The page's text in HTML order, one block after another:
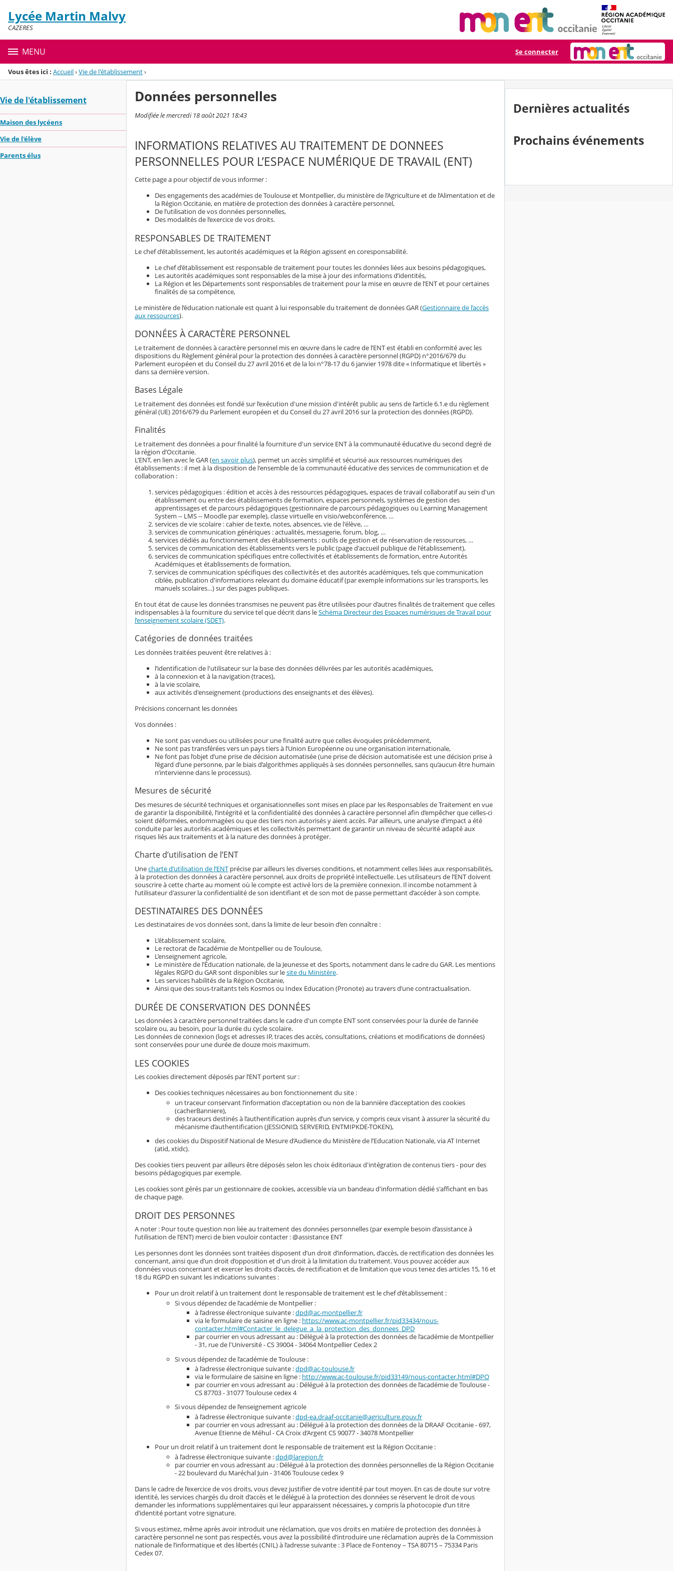
Menu de la rubrique
Contenu
Lycée Martin Malvy
CAZERES
MENU Se connecter
Vous êtes ici : Accueil›Vie de l'établissement›
Vie de l'établissement
Maison des lycéens
Vie de l'élève
Parents élus
Données personnelles
Modifiée le mercredi 18 août 2021 18:43
INFORMATIONS RELATIVES AU TRAITEMENT DE DONNEES
PERSONNELLES POUR L’ESPACE NUMÉRIQUE DE TRAVAIL (ENT)
Cette page a pour objectif de vous informer :
Des engagements des académies de Toulouse et Montpellier, du ministère de l’Agriculture et de l’Alimentation et de
la Région Occitanie, en matière de protection des données à caractère personnel,
De l’utilisation de vos données personnelles,
Des modalités de l’exercice de vos droits.
RESPONSABLES DE TRAITEMENT
Le chef d’établissement, les autorités académiques et la Région agissent en coresponsabilité.
Le chef d’établissement est responsable de traitement pour toutes les données liées aux besoins pédagogiques,
Les autorités académiques sont responsables de la mise à jour des informations d’identités,
La Région et les Départements sont responsables de traitement pour la mise en œuvre de l’ENT et pour certaines
finalités de sa compétence,
Le ministère de l’éducation nationale est quant à lui responsable du traitement de données GAR (Gestionnaire de l’accès
aux ressources).
DONNÉES À CARACTÈRE PERSONNEL
Le traitement de données à caractère personnel mis en œuvre dans le cadre de l’ENT est établi en conformité avec les
dispositions du Règlement général pour la protection des données à caractère personnel (RGPD) n°2016/679 du
Parlement européen et du Conseil du 27 avril 2016 et de la loi n°78-17 du 6 janvier 1978 dite « Informatique et libertés »
dans sa dernière version.
Bases Légale
Le traitement des données est fondé sur l’exécution d'une mission d'intérêt public au sens de l’article 6.1.e du règlement
général (UE) 2016/679 du Parlement européen et du Conseil du 27 avril 2016 sur la protection des données (RGPD).
Finalités
Le traitement des données a pour finalité la fourniture d'un service ENT à la communauté éducative du second degré de
la région d’Occitanie.
L’ENT, en lien avec le GAR (en savoir plus), permet un accès simplifié et sécurisé aux ressources numériques des
établissements : il met à la disposition de l'ensemble de la communauté éducative des services de communication et de
collaboration :
services pédagogiques : édition et accès à des ressources pédagogiques, espaces de travail collaboratif au sein d'un
établissement ou entre des établissements de formation, espaces personnels, systèmes de gestion des
apprentissages et de parcours pédagogiques (gestionnaire de parcours pédagogiques ou Learning Management
System -- LMS -- Moodle par exemple), classe virtuelle en visio/webconférence, …
services de vie scolaire : cahier de texte, notes, absences, vie de l'élève, …
services de communication génériques : actualités, messagerie, forum, blog, …
services dédiés au fonctionnement des établissements : outils de gestion et de réservation de ressources, …
services de communication des établissements vers le public (page d'accueil publique de l'établissement),
services de communication spécifiques entre collectivités et établissements de formation, entre Autorités
Académiques et établissements de formation,
services de communication spécifiques des collectivités et des autorités académiques, tels que communication
ciblée, publication d'informations relevant du domaine éducatif (par exemple informations sur les transports, les
manuels scolaires…) sur des pages publiques.
En tout état de cause les données transmises ne peuvent pas être utilisées pour d’autres finalités de traitement que celles
indispensables à la fourniture du service tel que décrit dans leSchéma Directeur des Espaces numériques de Travail pour
l’enseignement scolaire (SDET).
Catégories de données traitées
Les données traitées peuvent être relatives à :
l’identification de l'utilisateur sur la base des données délivrées par les autorités académiques,
à la connexion et à la navigation (traces),
à la vie scolaire,
aux activités d'enseignement (productions des enseignants et des élèves).
Précisions concernant les données
Vos données :
Ne sont pas vendues ou utilisées pour une finalité autre que celles évoquées précédemment,
Ne sont pas transférées vers un pays tiers à l’Union Européenne ou une organisation internationale,
Ne font pas l’objet d’une prise de décision automatisée (une prise de décision automatisée est une décision prise à
l’égard d’une personne, par le biais d’algorithmes appliqués à ses données personnelles, sans qu’aucun être humain
n’intervienne dans le processus).
Mesures de sécurité
Des mesures de sécurité techniques et organisationnelles sont mises en place par les Responsables de Traitement en vue
de garantir la disponibilité, l’intégrité et la confidentialité des données à caractère personnel afin d’empêcher que celles-ci
soient déformées, endommagées ou que des tiers non autorisés y aient accès. Par ailleurs, une analyse d’impact a été
conduite par les autorités académiques et les collectivités permettant de garantir un niveau de sécurité adapté aux
risques liés aux traitements et à la nature des données à protéger.
Charte d’utilisation de l’ENT
Unecharte d’utilisation de l’ENT précise par ailleurs les diverses conditions, et notamment celles liées aux responsabilités,
à la protection des données à caractère personnel, aux droits de propriété intellectuelle. Les utilisateurs de l’ENT doivent
souscrire à cette charte au moment où le compte est activé lors de la première connexion. Il incombe notamment à
l’utilisateur d'assurer la confidentialité de son identifiant et de son mot de passe permettant d’accéder à son compte.
DESTINATAIRES DES DONNÉES
Les destinataires de vos données sont, dans la limite de leur besoin d’en connaître :
L’établissement scolaire,
Le rectorat de l’académie de Montpellier ou de Toulouse,
L’enseignement agricole,
Le ministère de l’Éducation nationale, de la Jeunesse et des Sports, notamment dans le cadre du GAR. Les mentions
légales RGPD du GAR sont disponibles sur lesite du Ministère.
Les services habilités de la Région Occitanie,
Ainsi que des sous-traitants tels Kosmos ou Index Education (Pronote) au travers d’une contractualisation.
DURÉE DE CONSERVATION DES DONNÉES
Les données à caractère personnel traitées dans le cadre d'un compte ENT sont conservées pour la durée de l’année
scolaire ou, au besoin, pour la durée du cycle scolaire.
Les données de connexion (logs et adresses IP, traces des accès, consultations, créations et modifications de données)
sont conservées pour une durée de douze mois maximum.
LES COOKIES
Les cookies directement déposés par l’ENT portent sur :
Des cookies techniques nécessaires au bon fonctionnement du site :
un traceur conservant l’information d’acceptation ou non de la bannière d’acceptation des cookies
(cacherBanniere),
des traceurs destinés à l’authentification auprès d’un service, y compris ceux visant à assurer la sécurité du
mécanisme d’authentification (JESSIONID, SERVERID, ENTMIPKDE-TOKEN),
des cookies du Dispositif National de Mesure d’Audience du Ministère de l’Education Nationale, via AT Internet
(atid, xtidc).
Des cookies tiers peuvent par ailleurs être déposés selon les choix éditoriaux d'intégration de contenus tiers - pour des
besoins pédagogiques par exemple.
Les cookies sont gérés par un gestionnaire de cookies, accessible via un bandeau d'information dédié s'affichant en bas
de chaque page.
DROIT DES PERSONNES
A noter : Pour toute question non liée au traitement des données personnelles (par exemple besoin d’assistance à
l’utilisation de l’ENT) merci de bien vouloir contacter : @assistance ENT
Les personnes dont les données sont traitées disposent d’un droit d’information, d’accès, de rectification des données les
concernant, ainsi que d’un droit d’opposition et d'un droit à la limitation du traitement. Vous pouvez accéder aux
données vous concernant et exercer les droits d’accès, de rectification et de limitation que vous tenez des articles 15, 16 et
18 du RGPD en suivant les indications suivantes :
Pour un droit relatif à un traitement dont le responsable de traitement est le chef d’établissement :
Si vous dépendez de l’académie de Montpellier :
à l’adresse électronique suivante :dpd@ac-montpellier.fr
via le formulaire de saisine en ligne : https://www.ac-montpellier.fr/pid33434/nous-
contacter.html#Contacter_le_delegue_a_la_protection_des_donnees_DPD
par courrier en vous adressant au : Délégué à la protection des données de l’académie de Montpellier
- 31, rue de l'Université - CS 39004 - 34064 Montpellier Cedex 2
Si vous dépendez de l’académie de Toulouse :
à l’adresse électronique suivante :dpd@ac-toulouse.fr
via le formulaire de saisine en ligne : http://www.ac-toulouse.fr/pid33149/nous-contacter.html#DPO
par courrier en vous adressant au : Délégué à la protection des données de l’académie de Toulouse -
CS 87703 - 31077 Toulouse cedex 4
Si vous dépendez de l’enseignement agricole
à l’adresse électronique suivante :dpd-ea.draaf-occitanie@agriculture.gouv.fr
par courrier en vous adressant au : Délégué à la protection des données de la DRAAF Occitanie - 697,
Avenue Etienne de Méhul - CA Croix d’Argent CS 90077 - 34078 Montpellier
Pour un droit relatif à un traitement dont le responsable de traitement est la Région Occitanie :
à l’adresse électronique suivante :dpd@laregion.fr
par courrier en vous adressant au : Délégué à la protection des données personnelles de la Région Occitanie
- 22 boulevard du Maréchal Juin - 31406 Toulouse cedex 9
Dans le cadre de l’exercice de vos droits, vous devez justifier de votre identité par tout moyen. En cas de doute sur votre
identité, les services chargés du droit d’accès et le délégué à la protection des données se réservent le droit de vous
demander les informations supplémentaires qui leur apparaissent nécessaires, y compris la photocopie d’un titre
d’identité portant votre signature.
Si vous estimez, même après avoir introduit une réclamation, que vos droits en matière de protection des données à
caractère personnel ne sont pas respectés, vous avez la possibilité d’introduire une réclamation auprès de la Commission
nationale de l’informatique et des libertés (CNIL) à l’adresse suivante : 3 Place de Fontenoy – TSA 80715 – 75334 Paris
Cedex 07.
Dernières actualités
Prochains événements